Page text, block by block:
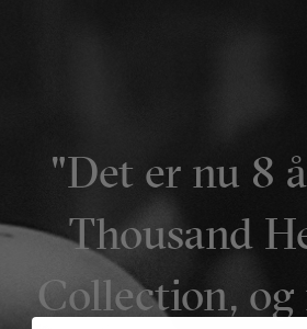
"Det er nu 8
Thousand
Collection, og